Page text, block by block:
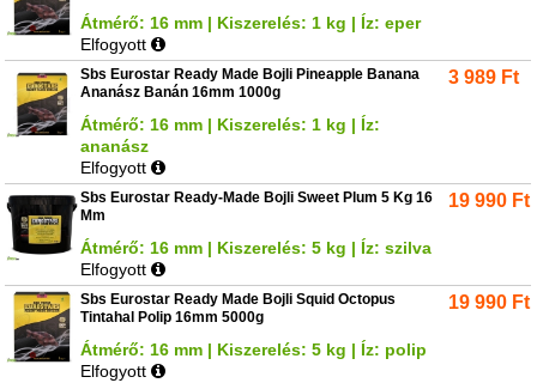
Átmérő: 16 mm | Kiszerelés: 1 kg | Íz: eper
Elfogyott
Sbs Eurostar Ready Made Bojli Pineapple Banana
Ananász Banán 16mm 1000g
Átmérő: 16 mm | Kiszerelés: 1 kg | Íz:
ananász
Elfogyott
3 989 Ft
Sbs Eurostar Ready-Made Bojli Sweet Plum 5 Kg 16
Mm
Átmérő: 16 mm | Kiszerelés: 5 kg | Íz: szilva
Elfogyott
19 990 Ft
Sbs Eurostar Ready Made Bojli Squid Octopus
Tintahal Polip 16mm 5000g
Átmérő: 16 mm | Kiszerelés: 5 kg | Íz: polip
Elfogyott
19 990 Ft